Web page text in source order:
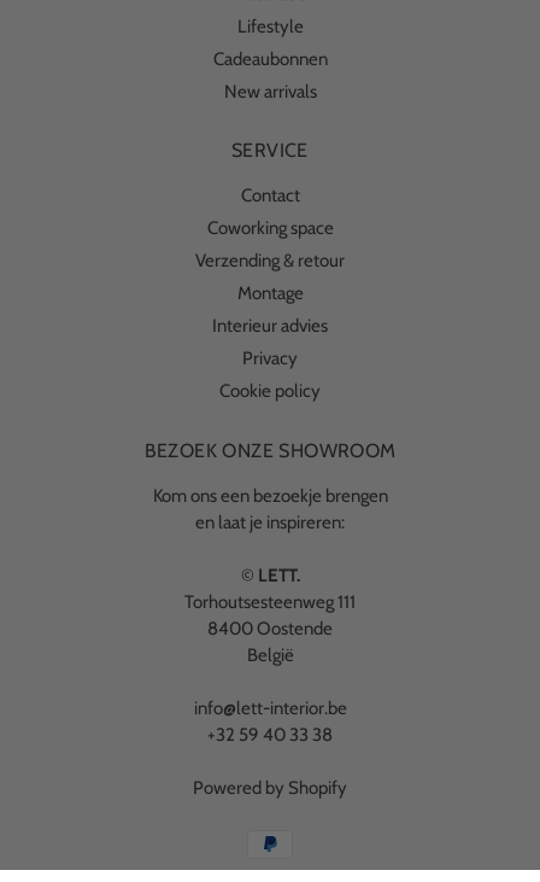
Lifestyle
Cadeaubonnen
New arrivals
SERVICE
Contact
Coworking space
Verzending & retour
Montage
Interieur advies
Privacy
Cookie policy
BEZOEK ONZE SHOWROOM
Kom ons een bezoekje brengen
en laat je inspireren:
© LETT.
Torhoutsesteenweg 111
8400 Oostende
België
info@lett-interior.be
+32 59 40 33 38
Powered by Shopify